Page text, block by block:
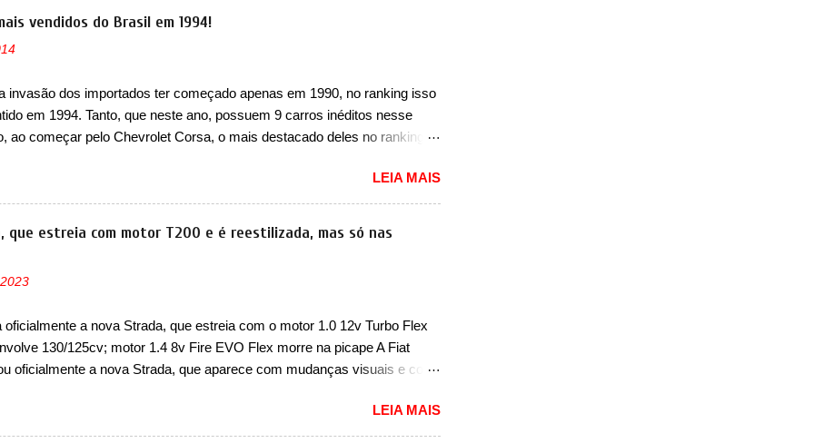
dois problemas. O primeiro deles será uma atualização do software do
realizada a verificação e, se necessário, a substituição do motor do
que “foi identificada a possibilidade de uma sobrecarga do
do Módulo de Controle da Bateria (BPCM), que poderá causar a
motriz, requerendo a atualização do software do modulo de...
vendidos do Brasil em 1994!
invasão dos importados ter começado apenas em 1990, no ranking isso
em 1994. Tanto, que neste ano, possuem 9 carros inéditos nesse
ao começar pelo Chevrolet Corsa, o mais destacado deles no ranking
da Chevrolet que assustou a concorrência. Nesse ano também era
nova geração do Volkswagen Gol que depois de 14 anos ganhava uma
feita do zero, apelidada de "Bolinha" por suas formas arredondadas.
outro Volkswagen fazia sua estréia no mercado. Era o Pointer, versão
pelos franceses, alemães, japoneses e coreanos que chegaram
em 1994 foram o Renault R19 que vinha em 3 versões de carroceria,
do hatch e o sedan, a famosa Kia Besta, o Vol...
LEIA MAIS
que estreia com motor T200 e é reestilizada, mas só nas
oficialmente a nova Strada, que estreia com o motor 1.0 12v Turbo Flex
130/125cv; motor 1.4 8v Fire EVO Flex morre na picape A Fiat
oficialmente a nova Strada, que aparece com mudanças visuais e com
CVT no ano passado, a Fiat apresentou mudanças visuais e a estreia
12v Turbo Flex, conhecido como T200. Praticamente sem
LEIA MAIS